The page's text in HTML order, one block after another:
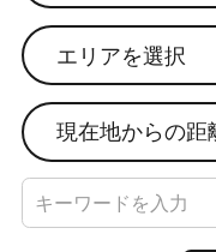
エリアを選択
現在地からの距